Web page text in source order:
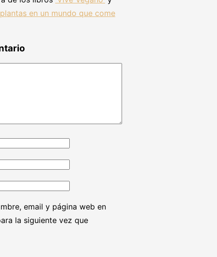
en un mundo que come
email y página web en
la siguiente vez que